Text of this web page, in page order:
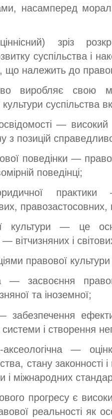
насамперед
зріз
суспільства і
що належить до
виробляє свою
суспільства
— високий
з позицій
поведінки —
поведінці;
практики
правозастосовних,
культури — це
вітчизняних і
правової
— засвоєння
та іноземної;
забезпечення
і створення
—
стану законності
міжнародних
прогресу є
реальності як